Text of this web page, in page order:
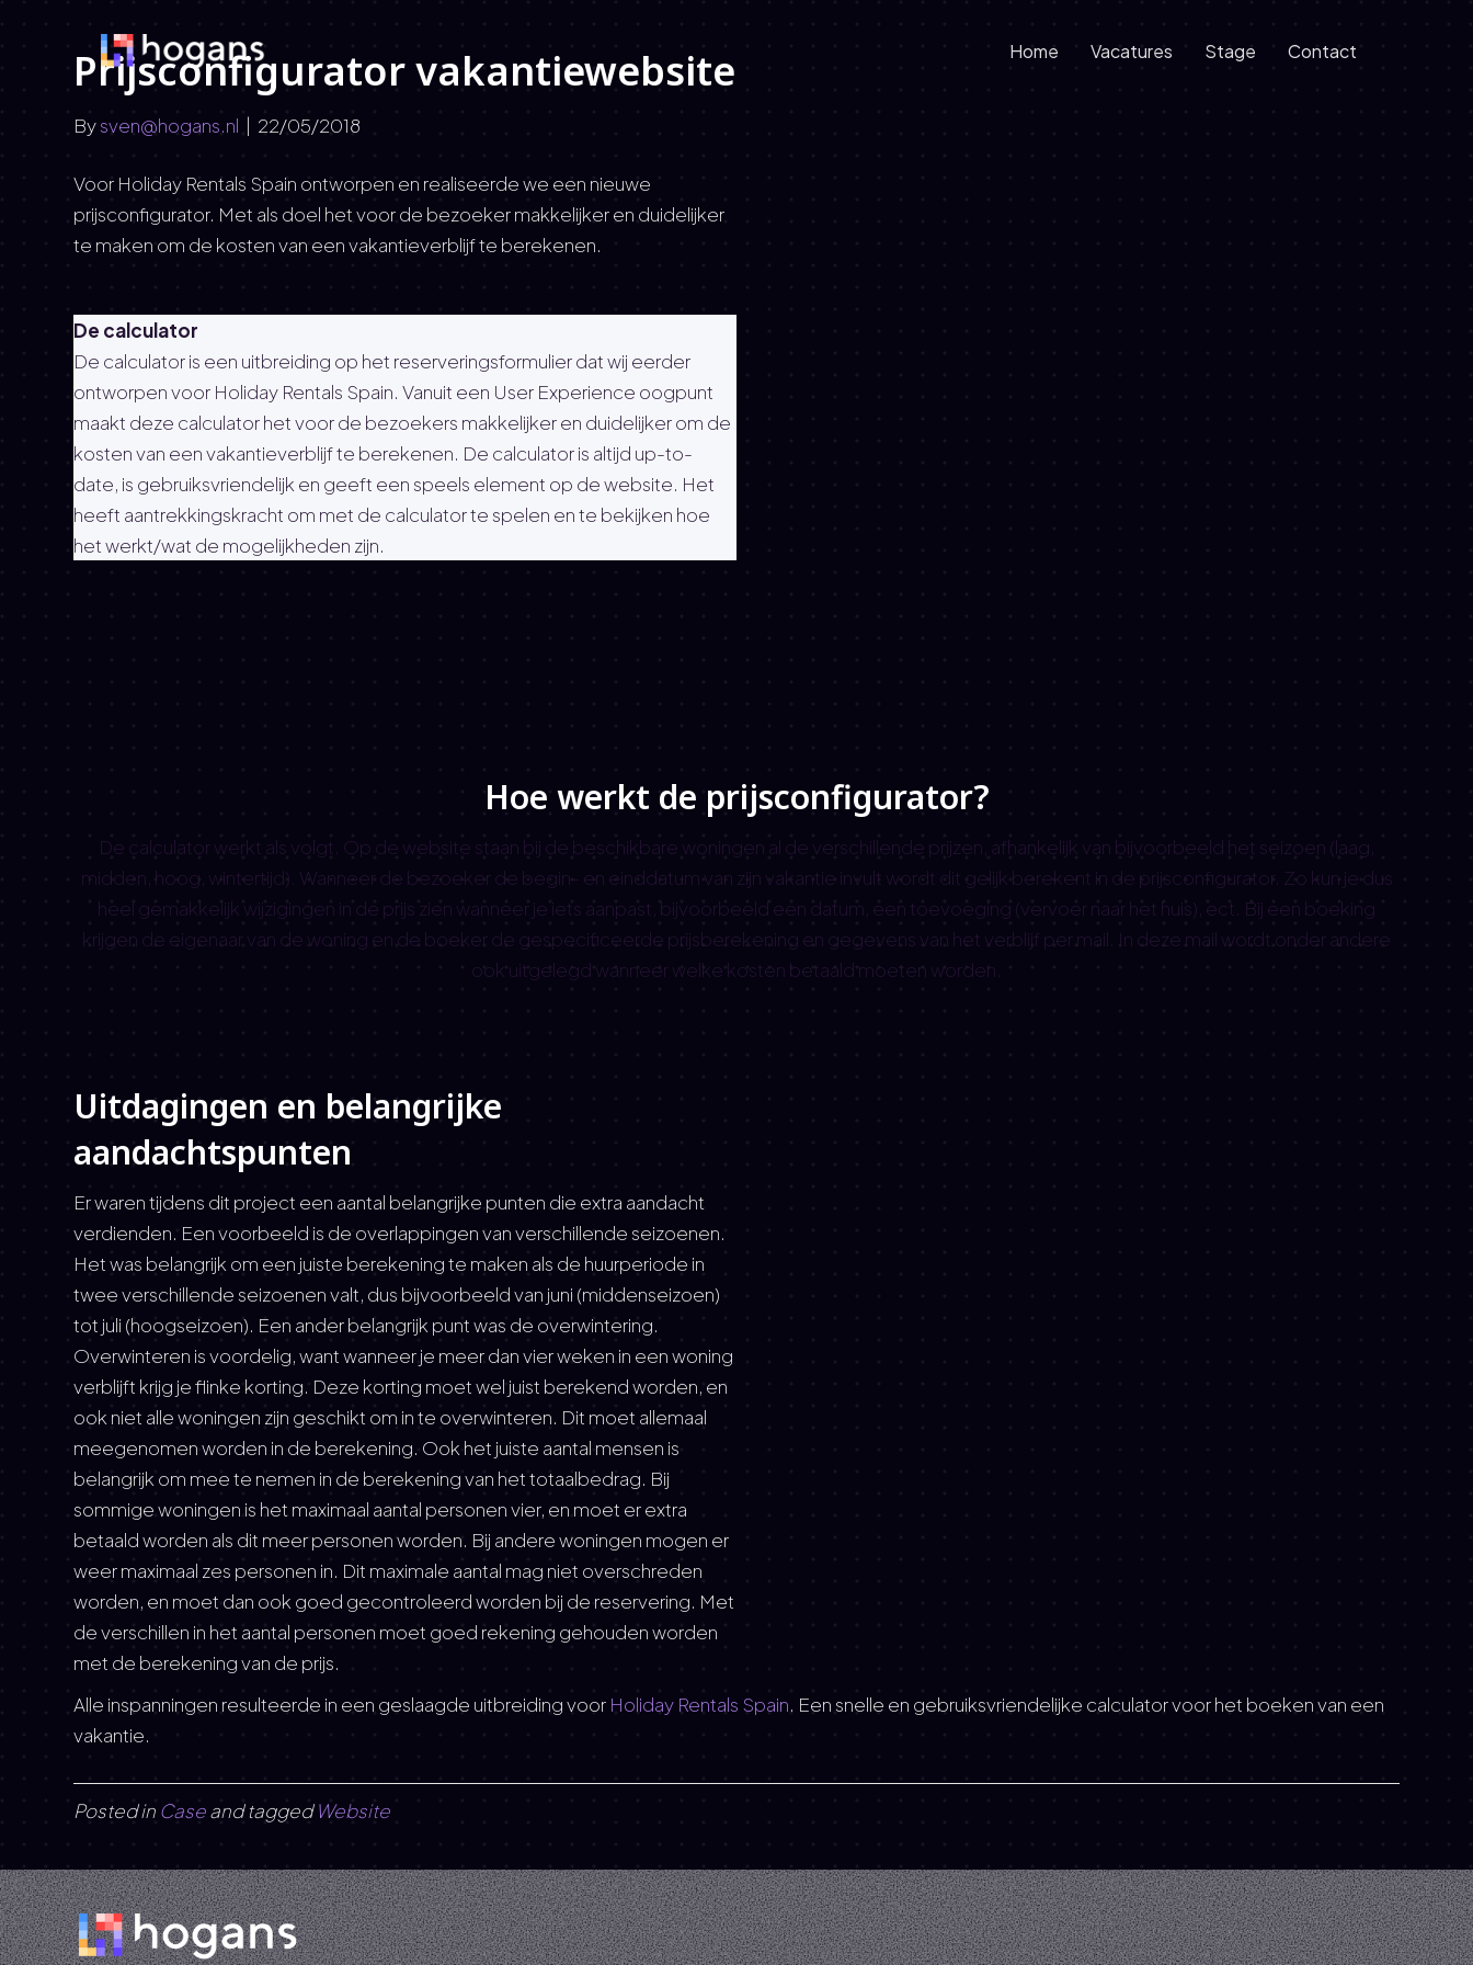
Home Vacatures Stage Contact
Prijsconfigurator vakantiewebsite
Bysven@hogans.nl | 22/05/2018
Voor Holiday Rentals Spain ontworpen en realiseerde we een nieuwe
prijsconfigurator. Met als doel het voor de bezoeker makkelijker en duidelijker
te maken om de kosten van een vakantieverblijf te berekenen.
De calculator
De calculator is een uitbreiding op het reserveringsformulier dat wij eerder
ontworpen voor Holiday Rentals Spain. Vanuit een User Experience oogpunt
maakt deze calculator het voor de bezoekers makkelijker en duidelijker om de
kosten van een vakantieverblijf te berekenen. De calculator is altijd up-to-
date, is gebruiksvriendelijk en geeft een speels element op de website. Het
heeft aantrekkingskracht om met de calculator te spelen en te bekijken hoe
het werkt/wat de mogelijkheden zijn.
Hoe werkt de prijsconfigurator?
De calculator werkt als volgt. Op de website staan bij de beschikbare woningen al de verschillende prijzen, afhankelijk van bijvoorbeeld het seizoen (laag,
midden, hoog, wintertijd). Wanneer de bezoeker de begin- en einddatum van zijn vakantie invult wordt dit gelijk berekent in de prijsconfigurator. Zo kun je dus
heel gemakkelijk wijzigingen in de prijs zien wanneer je iets aanpast, bijvoorbeeld een datum, een toevoeging (vervoer naar het huis), ect. Bij een boeking
krijgen de eigenaar van de woning en de boeker de gespecificeerde prijsberekening en gegevens van het verblijf per mail. In deze mail wordt onder andere
ook uitgelegd wanneer welke kosten betaald moeten worden.
Uitdagingen en belangrijke
aandachtspunten
Er waren tijdens dit project een aantal belangrijke punten die extra aandacht
verdienden. Een voorbeeld is de overlappingen van verschillende seizoenen.
Het was belangrijk om een juiste berekening te maken als de huurperiode in
twee verschillende seizoenen valt, dus bijvoorbeeld van juni (middenseizoen)
tot juli (hoogseizoen). Een ander belangrijk punt was de overwintering.
Overwinteren is voordelig, want wanneer je meer dan vier weken in een woning
verblijft krijg je flinke korting. Deze korting moet wel juist berekend worden, en
ook niet alle woningen zijn geschikt om in te overwinteren. Dit moet allemaal
meegenomen worden in de berekening. Ook het juiste aantal mensen is
belangrijk om mee te nemen in de berekening van het totaalbedrag. Bij
sommige woningen is het maximaal aantal personen vier, en moet er extra
betaald worden als dit meer personen worden. Bij andere woningen mogen er
weer maximaal zes personen in. Dit maximale aantal mag niet overschreden
worden, en moet dan ook goed gecontroleerd worden bij de reservering. Met
de verschillen in het aantal personen moet goed rekening gehouden worden
met de berekening van de prijs.
Alle inspanningen resulteerde in een geslaagde uitbreiding voor Holiday Rentals Spain. Een snelle en gebruiksvriendelijke calculator voor het boeken van een
vakantie.
Posted in Caseand taggedWebsite